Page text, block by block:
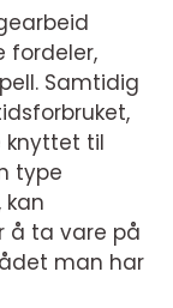
fordeler,
Samtidig
knyttet til
type
å ta vare på
man har